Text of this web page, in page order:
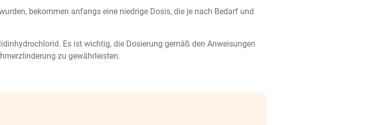
bekommen anfangs eine niedrige Dosis, die je nach Bedarf und
Es ist wichtig, die Dosierung gemäß den Anweisungen
zu gewährleisten.